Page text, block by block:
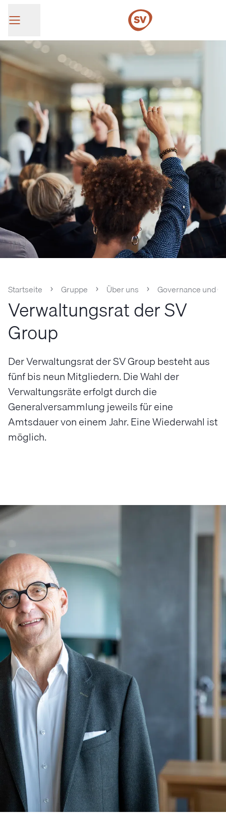
SV Group
Startseite Gruppe Über uns Governance und
Verwaltungsrat der SV
Group
Der Verwaltungsrat der SV Group besteht aus
fünf bis neun Mitgliedern. Die Wahl der
Verwaltungsräte erfolgt durch die
Generalversammlung jeweils für eine
Amtsdauer von einem Jahr. Eine Wiederwahl ist
möglich.